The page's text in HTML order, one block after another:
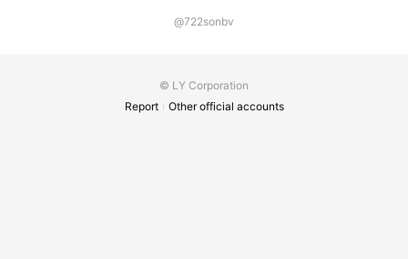
@722sonbv
© LY Corporation
Report
Other official accounts